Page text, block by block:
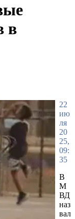
в
22
ию
ля
20
25,
09:
35
В
М
ВД
наз
вал